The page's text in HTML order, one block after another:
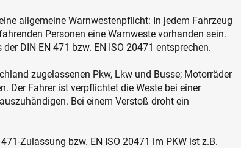
allgemeine Warnwestenpflicht: In jedem Fahrzeug
Personen eine Warnweste vorhanden sein.
DIN EN 471 bzw. EN ISO 20471 entsprechen.
zugelassenen Pkw, Lkw und Busse; Motorräder
Der Fahrer ist verpflichtet die Weste bei einer
Bei einem Verstoß droht ein
Zulassung bzw. EN ISO 20471 im PKW ist z.B.